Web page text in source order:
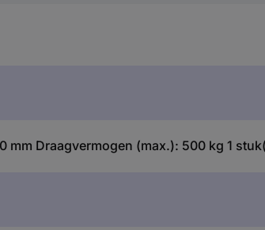
mm Draagvermogen (max.): 500 kg 1